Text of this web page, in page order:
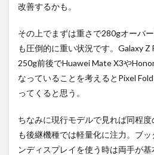
改善するかも。
その上でまずは重さで280gオーバ
も圧倒的に重い状況です。Galaxy Z
250g前後でHuawei Mate X3や
なっていることを考えるとPixel
ってくると思う。
ちなみに現行モデルで見れば同程
も後継機種では軽量化に注力。ブ
ンディスプレイを使う時は両手が